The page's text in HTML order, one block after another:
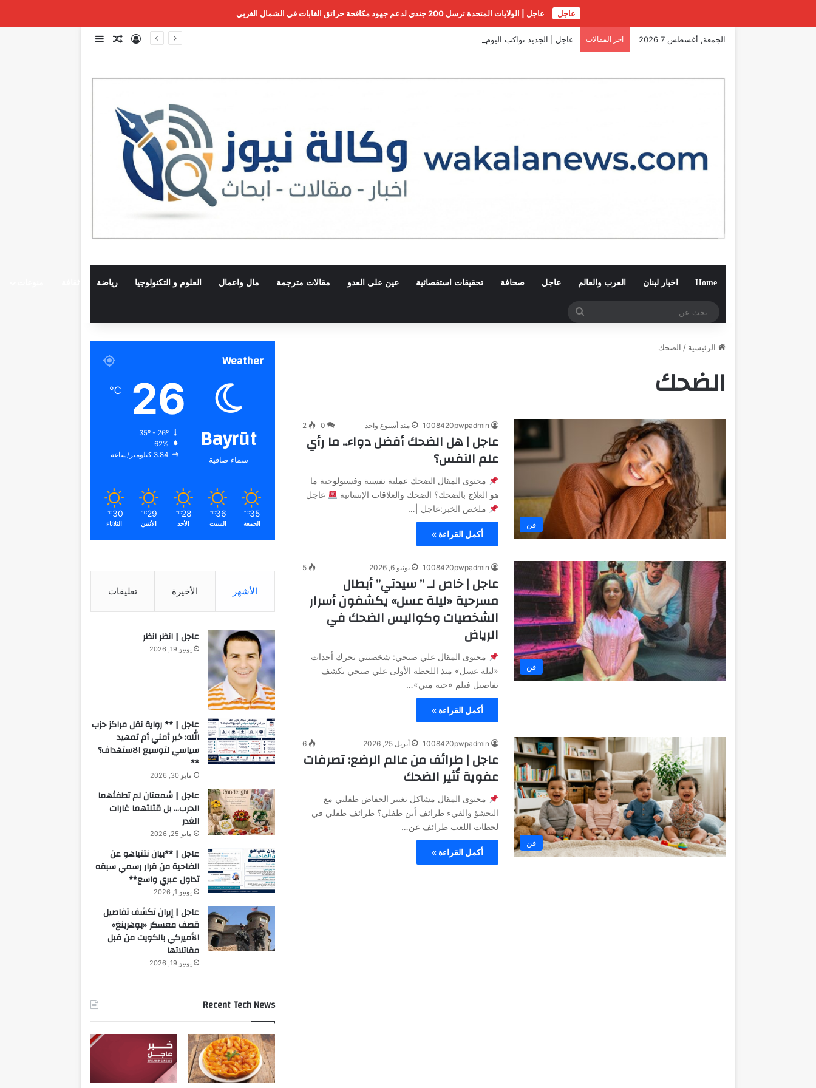
عاجل عاجل | الولايات المتحدة ترسل 200 جندي لدعم جهود مكافحة حرائق الغابات في الشمال الغربي
الجمعة, أغسطس 7 2026 اخر المقالات عاجل | الجديد تواكب اليوم الثالث من مفاوضات روما تسجيل الدخول
مقال عشوائي
إضافة عمود جانبي
Home اخبار لبنان العرب والعالم عاجل صحافة تحقيقات استقصائية عين على العدو مقالات مترجمة مال واعمال العلوم و التكنولوجيا رياضة
الرئيسية / الضحك
الضحك
فن
1008420pwpadmin منذ أسبوع واحد 0
2
عاجل | هل الضحك أفضل دواء.. ما رأي
علم النفس؟
محتوى المقال الضحك عملية نفسية وفسيولوجية ما
هو العلاج بالضحك؟ الضحك والعلاقات الإنسانية
عاجل
ملخص الخبر:عاجل |…
أكمل القراءة »
فن
1008420pwpadmin يونيو 6, 2026 5
عاجل | خاص لـ ” سيدتي” أبطال
مسرحية «ليلة عسل» يكشفون أسرار
الشخصيات وكواليس الضحك في
الرياض
محتوى المقال علي صبحي: شخصيتي تحرك أحداث
«ليلة عسل» منذ اللحظة الأولى علي صبحي يكشف
تفاصيل فيلم «حتة مني»…
أكمل القراءة »
فن
1008420pwpadmin أبريل 25, 2026 6
عاجل | طرائف من عالم الرضع: تصرفات
عفوية تُثير الضحك
محتوى المقال مشاكل تغيير الحفاض طفلتي مع
التجشؤ والقيء طرائف أين طفلي؟ طرائف طفلي في
لحظات اللعب طرائف عن…
أكمل القراءة »
Weather
Bayrūt
سماء صافية
26
℃
62%
3.84 كيلومتر/ساعة
35
℃
الجمعة
36
℃
السبت
28
℃
الأحد
29
℃
الأثنين
30
℃
الثلاثاء
الأشهر الأخيرة تعليقات
عاجل | انظر انظر
يونيو 19, 2026
عاجل | ** رواية نقل مراكز حزب
الله: خبر أمني أم تمهيد
سياسي لتوسيع الاستهداف؟
**
مايو 30, 2026
عاجل | شمعتان لم تطفئهما
الحرب… بل قتلتهما غارات
الغدر
مايو 25, 2026
عاجل | **بيان نتتياهو عن
الضاحية من قرار رسمي سبقه
تداول عبري واسع**
يونيو 1, 2026
عاجل | إيران تكشف تفاصيل
قصف معسكر «بوهرينغ»
الأميركي بالكويت من قبل
مقاتلاتها
يونيو 19, 2026
Recent Tech News